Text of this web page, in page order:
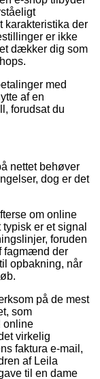
karakteristika der
er ikke
dækker dig som
med
af en
forudsat du
nettet behøver
dog er det
om online
er et signal
foruden
fagmænd der
opbakning, når
på de mest
som
online
virkelig
faktura e-mail,
af Leila
til en dame